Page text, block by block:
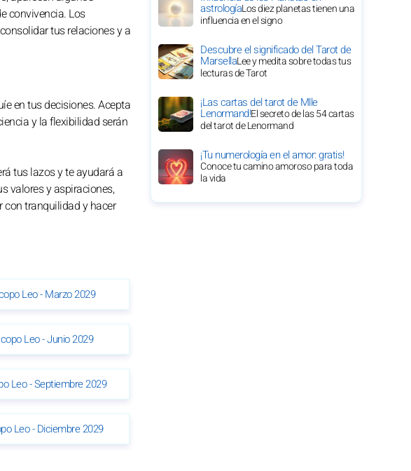
convivencia. Los
tus relaciones y a
en tus decisiones. Acepta
y la flexibilidad serán
tus lazos y te ayudará a
valores y aspiraciones,
con tranquilidad y hacer
Leo - Marzo 2029
Leo - Junio 2029
Leo - Septiembre 2029
Leo - Diciembre 2029
astrologíaLos diez planetas tienen una
influencia en el signo
Descubre el significado del Tarot de
MarsellaLee y medita sobre todas tus
lecturas de Tarot
¡Las cartas del tarot de Mlle
Lenormand!El secreto de las 54 cartas
del tarot de Lenormand
¡Tu numerología en el amor: gratis!
Conoce tu camino amoroso para toda
la vida